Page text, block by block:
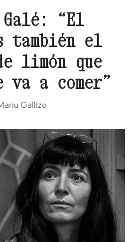
Galé: “El
también el
limón que
va a comer”
Gallizo